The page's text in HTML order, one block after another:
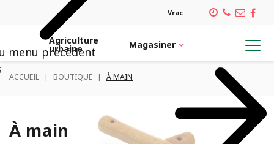
menu précédent
Vrac
Agriculture
urbaine Magasiner
PLANTES TROPICALES
Architecte paysagiste
ACCUEIL | BOUTIQUE | À MAIN
À main